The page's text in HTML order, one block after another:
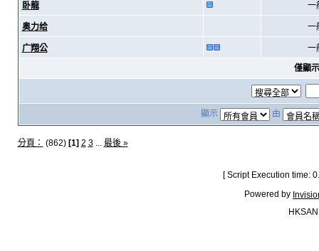
卧龍 一
奥力给 一
广翔公
一
僅顯
顯示 由
分頁： (862) [1] 2 3... 最後 »
[ Script Execution time:
Powered by